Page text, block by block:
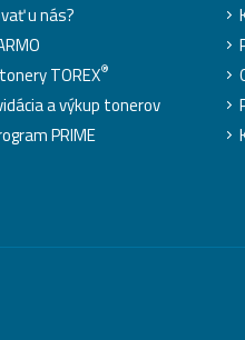
u nás?
TOREX®
a výkup tonerov
PRIME